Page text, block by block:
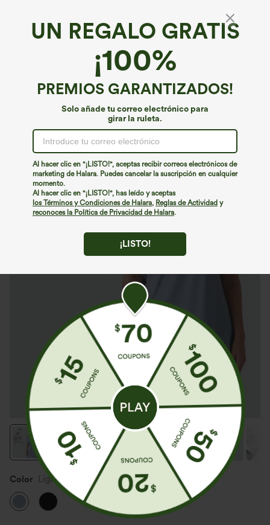
UN REGALO GRATIS
¡100%
PREMIOS GARANTIZADOS!
Solo añade tu correo electrónico para
girar la ruleta.
Al hacer clic en "¡LISTO!", aceptas recibir correos electrónicos de
marketing de Halara. Puedes cancelar la suscripción en cualquier
momento.
Al hacer clic en "¡LISTO!", has leído y aceptas
los Términos y Condiciones de Halara, Reglas de Actividad y
reconoces la Política de Privacidad de Halara.
¡LISTO!
Suavemente ligero*
SoftlyZero™ vestido mini casual de un solo
hombro, manga corta, con sujetador
incorporado y tacto fresco
€35,95 EUR Buy 3 Get 4th Free
Color Light Grey Blue